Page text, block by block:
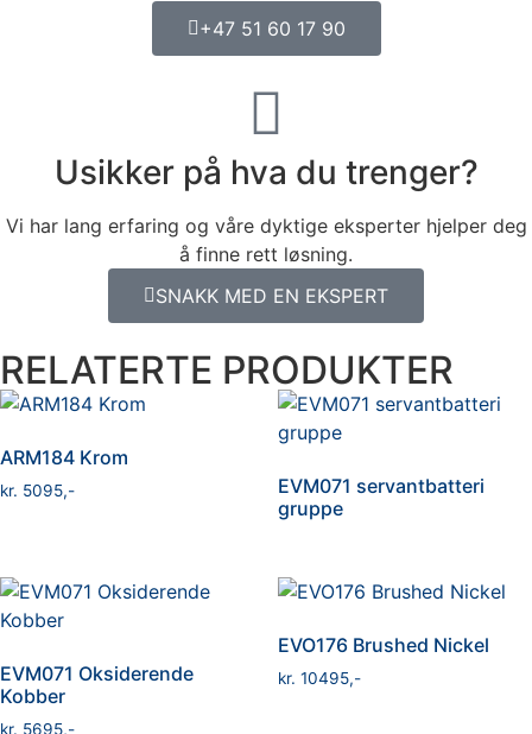
+47 51 60 17 90
Usikker på hva du trenger?
Vi har lang erfaring og våre dyktige eksperter hjelper deg
å finne rett løsning.
SNAKK MED EN EKSPERT
RELATERTE PRODUKTER
ARM184 Krom
kr 5095
EVM071 servantbatteri
gruppe
EVM071 Oksiderende
Kobber
kr 5695
EVO176 Brushed Nickel
kr 10495